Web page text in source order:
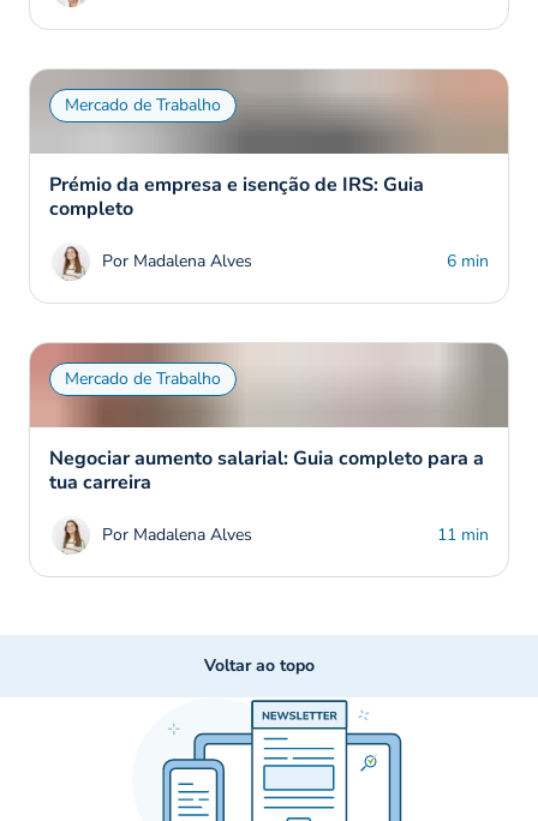
Mercado de Trabalho
Prémio da empresa e isenção de IRS: Guia
completo
Por Madalena Alves 6 min
Mercado de Trabalho
Negociar aumento salarial: Guia completo para a
tua carreira
Por Madalena Alves 11 min
Voltar ao topo